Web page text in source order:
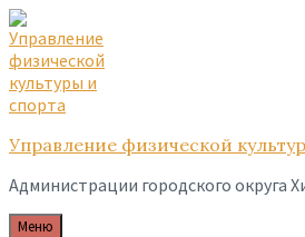
Skip
to
content
Skip
to
main
navigation
Skip
to
footer
Управление физической
Администрации городского округа
Меню